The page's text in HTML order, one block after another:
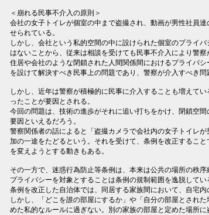
＜崩れる民事不介入の原則＞
会社の女子トイレが個室の中まで盗撮され、動画が男性社員
せられている。
しかし、会社という私的空間の中に設けられた個室のプライ
はないことから、従来は相談を受けても民事不介入により警察
住居や会社のような閉鎖された人間関係間におけるプライバ
を設けて解決すべき民事上の問題であり、警察が介入すべき問
しかし、近年は警察が積極的に民事に介入することも増えて
ったことが要因とされる。
今回の問題は、技術の進歩がそれに追い打ちをかけ、閉鎖空
要因といえるだろう。
警察関係者の話によると「盗撮カメラで会社内の女子トイレ
加の一途をたどるという。それを受けて、条例を改正するこ
を変えようとする動きもある。
その一方で、迷惑行為防止等条例は、本来は公共の場所の秩
プライバシーを対象とすることは条例の規制範囲を逸脱してい
条例を改正した自治体では、同居する家族間において、自宅
しかし、「どこを誰の部屋にするか」や「自分の部屋とされ
めた私的なルールに過ぎない。別の家族の部屋と定めた場所